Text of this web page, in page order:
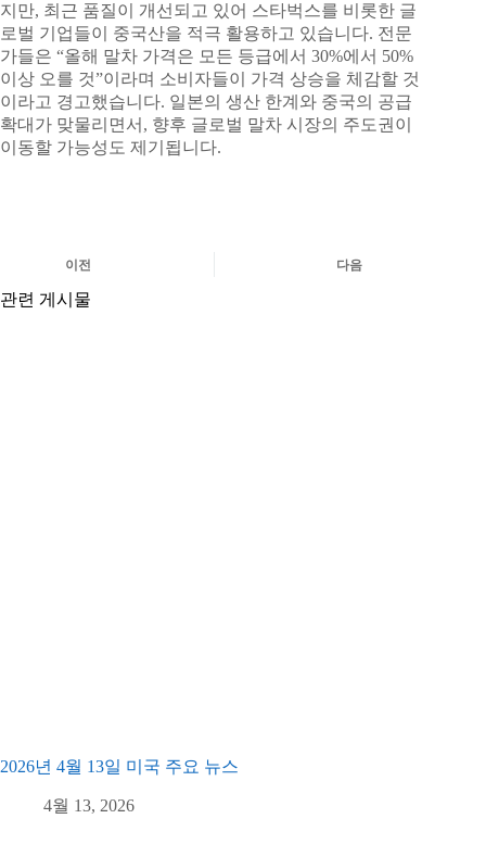
지만, 최근 품질이 개선되고 있어 스타벅스를 비롯한 글
로벌 기업들이 중국산을 적극 활용하고 있습니다. 전문
가들은 “올해 말차 가격은 모든 등급에서 30%에서 50%
이상 오를 것”이라며 소비자들이 가격 상승을 체감할 것
이라고 경고했습니다. 일본의 생산 한계와 중국의 공급
확대가 맞물리면서, 향후 글로벌 말차 시장의 주도권이
이동할 가능성도 제기됩니다.
이전 다음
관련 게시물
2026년 4월 13일 미국 주요 뉴스
4월 13, 2026